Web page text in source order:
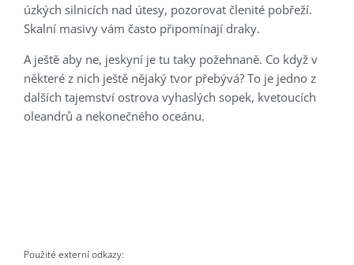
úzkých silnicích nad útesy, pozorovat členité pobřeží.
Skalní masivy vám často připomínají draky.
A ještě aby ne, jeskyní je tu taky požehnaně. Co když v
některé z nich ještě nějaký tvor přebývá? To je jedno z
dalších tajemství ostrova vyhaslých sopek, kvetoucích
oleandrů a nekonečného oceánu.
Použité externí odkazy: